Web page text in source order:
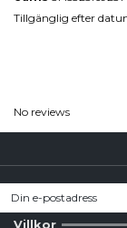
Tillgänglig efter
No reviews
Villkor